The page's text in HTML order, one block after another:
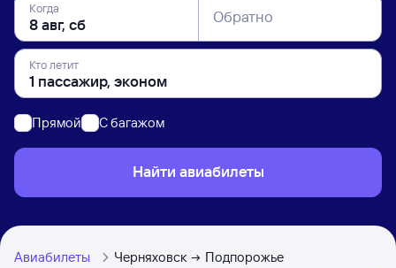
Когда Обратно
Кто летит
Прямой C багажом
Найти авиабилеты
Авиабилеты Черняховск Подпорожье